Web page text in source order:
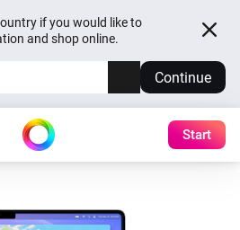
if you would like to
and shop online.
Continue
Start